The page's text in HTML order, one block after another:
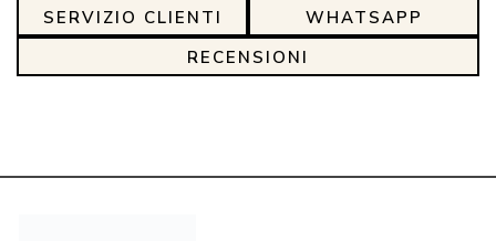
SERVIZIO CLIENTI
WHATSAPP
RECENSIONI